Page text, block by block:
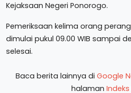
Kejaksaan Negeri Ponorogo.
Pemeriksaan kelima orang
dimulai pukul 09.00 WIB sampai
selesai.
Baca berita lainnya di Google
halaman